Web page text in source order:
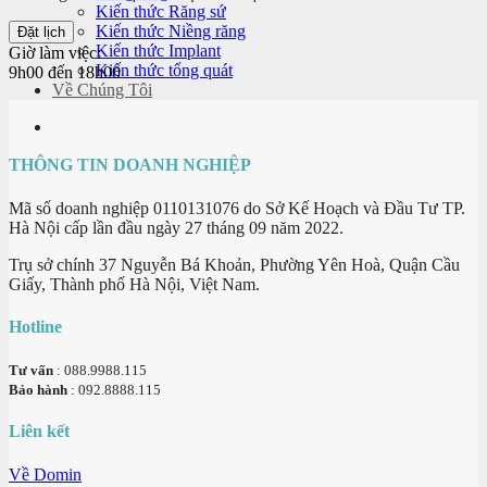
Kiến thức Răng sứ
Kiến thức Niềng răng
Kiến thức Implant
Kiến thức tổng quát
Về Chúng Tôi
Giờ làm việc:
9h00 đến 18h00
THÔNG TIN DOANH NGHIỆP
Mã số doanh nghiệp 0110131076 do Sở Kế Hoạch và Đầu Tư TP.
Hà Nội cấp lần đầu ngày 27 tháng 09 năm 2022.
Trụ sở chính 37 Nguyễn Bá Khoản, Phường Yên Hoà, Quận Cầu
Giấy, Thành phố Hà Nội, Việt Nam.
Hotline
Tư vấn : 088.9988.115
Bảo hành : 092.8888.115
Liên kết
Về Domin